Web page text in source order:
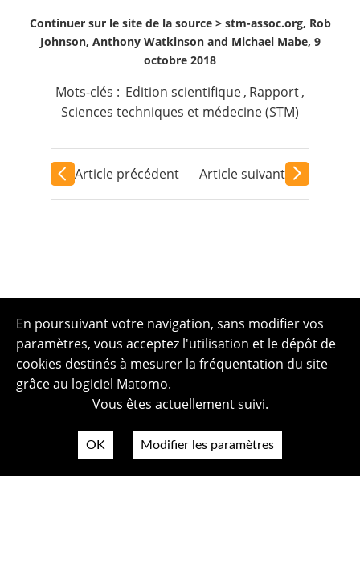
Continuer sur le site de la source > stm-assoc.org, Rob
Johnson, Anthony Watkinson and Michael Mabe, 9
octobre 2018
Mots-clés : Edition scientifique, Rapport,
Sciences techniques et médecine (STM)
Article précédent Article suivant
En poursuivant votre navigation, sans modifier vos
paramètres, vous acceptez l'utilisation et le dépôt de
cookies destinés à mesurer la fréquentation du site
grâce au logiciel Matomo.
Vous êtes actuellement suivi.
OK Modifier les paramètres